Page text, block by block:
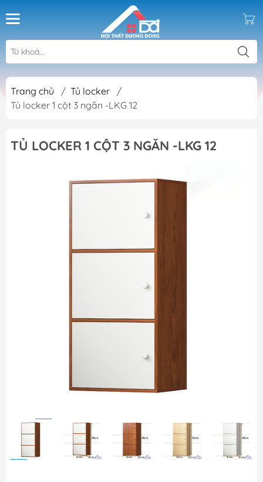
Trang chủ / Tủ locker
/
Tủ locker 1 cột 3 ngăn -LKG 12
TỦ LOCKER 1 CỘT 3 NGĂN -LKG 12